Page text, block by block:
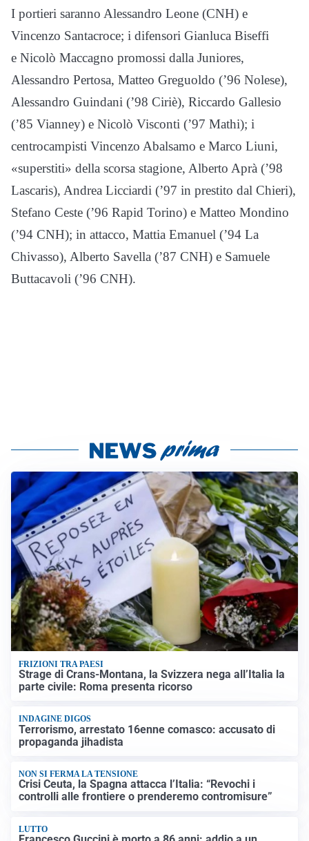
I portieri saranno Alessandro Leone (CNH) e
Vincenzo Santacroce; i difensori Gianluca Biseffi
e Nicolò Maccagno promossi dalla Juniores,
Alessandro Pertosa, Matteo Greguoldo (’96 Nolese),
Alessandro Guindani (’98 Ciriè), Riccardo Gallesio
(’85 Vianney) e Nicolò Visconti (’97 Mathi); i
centrocampisti Vincenzo Abalsamo e Marco Liuni,
«superstiti» della scorsa stagione, Alberto Aprà (’98
Lascaris), Andrea Licciardi (’97 in prestito dal Chieri),
Stefano Ceste (’96 Rapid Torino) e Matteo Mondino
(’94 CNH); in attacco, Mattia Emanuel (’94 La
Chivasso), Alberto Savella (’87 CNH) e Samuele
Buttacavoli (’96 CNH).
FRIZIONI TRA PAESI
Strage di Crans-Montana, la Svizzera nega all’Italia la
parte civile: Roma presenta ricorso
INDAGINE DIGOS
Terrorismo, arrestato 16enne comasco: accusato di
propaganda jihadista
NON SI FERMA LA TENSIONE
Crisi Ceuta, la Spagna attacca l’Italia: “Revochi i
controlli alle frontiere o prenderemo contromisure”
LUTTO